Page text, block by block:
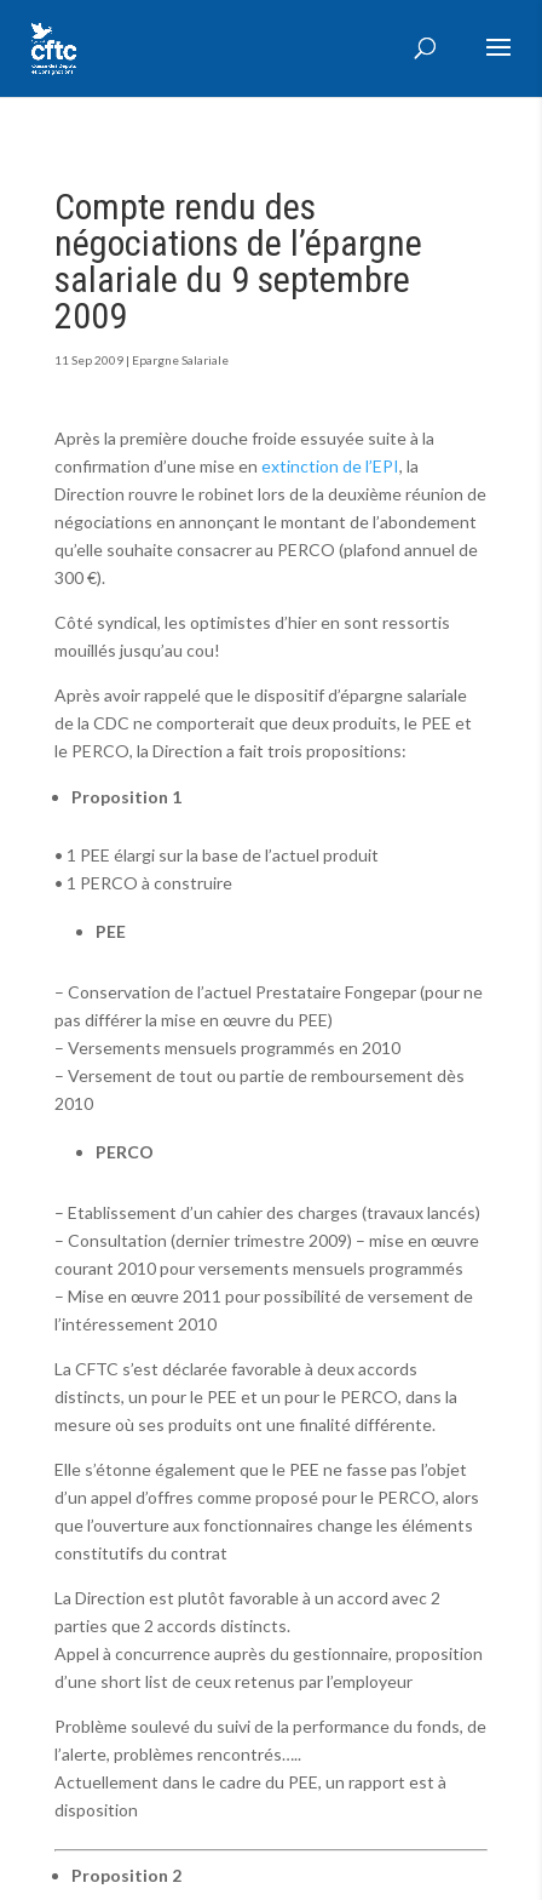
Compte rendu des
négociations de l’épargne
salariale du 9 septembre
2009
11 Sep 2009| Epargne Salariale
Après la première douche froide essuyée suite à la
confirmation d’une mise en extinction de l’EPI, la
Direction rouvre le robinet lors de la deuxième réunion de
négociations en annonçant le montant de l’abondement
qu’elle souhaite consacrer au PERCO (plafond annuel de
300 €).
Côté syndical, les optimistes d’hier en sont ressortis
mouillés jusqu’au cou!
Après avoir rappelé que le dispositif d’épargne salariale
de la CDC ne comporterait que deux produits, le PEE et
le PERCO, la Direction a fait trois propositions:
Proposition 1
• 1 PEE élargi sur la base de l’actuel produit
• 1 PERCO à construire
PEE
– Conservation de l’actuel Prestataire Fongepar (pour ne
pas différer la mise en œuvre du PEE)
– Versements mensuels programmés en 2010
– Versement de tout ou partie de remboursement dès
2010
PERCO
– Etablissement d’un cahier des charges (travaux lancés)
– Consultation (dernier trimestre 2009) – mise en œuvre
courant 2010 pour versements mensuels programmés
– Mise en œuvre 2011 pour possibilité de versement de
l’intéressement 2010
La CFTC s’est déclarée favorable à deux accords
distincts, un pour le PEE et un pour le PERCO, dans la
mesure où ses produits ont une finalité différente.
Elle s’étonne également que le PEE ne fasse pas l’objet
d’un appel d’offres comme proposé pour le PERCO, alors
que l’ouverture aux fonctionnaires change les éléments
constitutifs du contrat
La Direction est plutôt favorable à un accord avec 2
parties que 2 accords distincts.
Appel à concurrence auprès du gestionnaire, proposition
d’une short list de ceux retenus par l’employeur
Problème soulevé du suivi de la performance du fonds, de
l’alerte, problèmes rencontrés…..
Actuellement dans le cadre du PEE, un rapport est à
disposition
Proposition 2